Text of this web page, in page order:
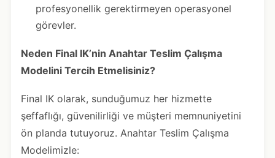
profesyonellik gerektirmeyen operasyonel
görevler.
Neden Final IK’nin Anahtar Teslim Çalışma
Modelini Tercih Etmelisiniz?
Final IK olarak, sunduğumuz her hizmette
şeffaflığı, güvenilirliği ve müşteri memnuniyetini
ön planda tutuyoruz. Anahtar Teslim Çalışma
Modelimizle: